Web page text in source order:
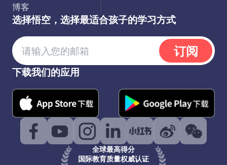
博客
选择悟空，选择最适合孩子的学习方式
订阅
下载我们的应用
全球最高得分
国际教育质量权威认证